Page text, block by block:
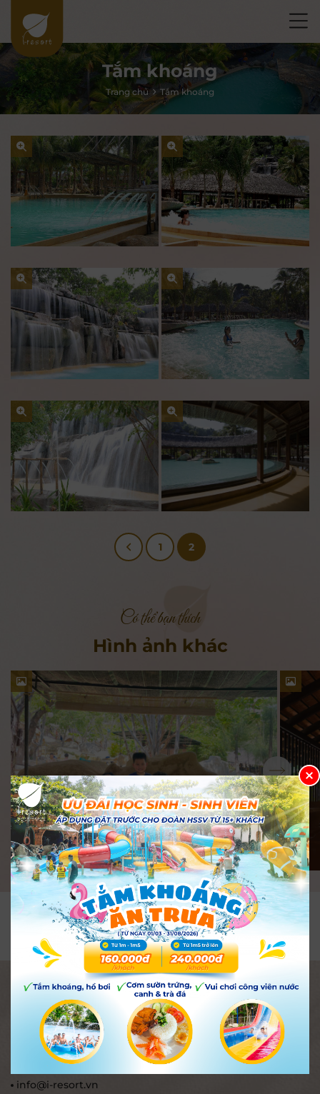
Tắm khoáng
Trang chủ Tắm khoáng
1 2
Có thể bạn thích
Hình ảnh khác
TẮM BÙN KHOÁNG
SUỐI KHOÁNG NÓNG I-RESORT NHA
TRANG
Tổ 19, thôn Xuân Ngọc, phường Tây Nha Trang, tỉnh
Khánh Hòa, Việt Nam.
02583.837.837 (Hotline)
info@i-resort.vn